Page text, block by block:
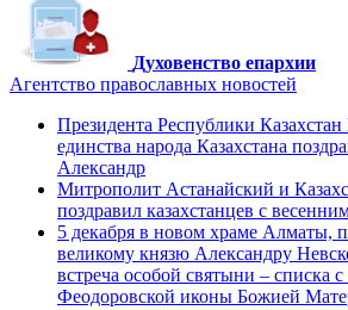
Духовенство епархии
Агентство православных новостей
Президента Республики
единства народа Казахстана
Александр
Митрополит Астанайский и
поздравил казахстанцев с
5 декабря в новом храме Алматы,
великому князю Александру
встреча особой святыни – списка
Феодоровской иконы Божией